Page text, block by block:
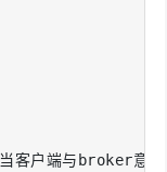
户端与broker意